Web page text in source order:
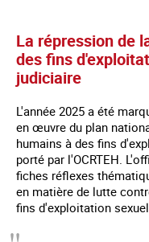
La répression de
des fins
judiciaire
L'année 2025 a été
en œuvre du plan
humains à des fins
porté par l'OCRTEH.
fiches réflexes
en matière de lutte
fins d'exploitation